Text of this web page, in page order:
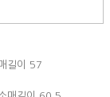
길이 57